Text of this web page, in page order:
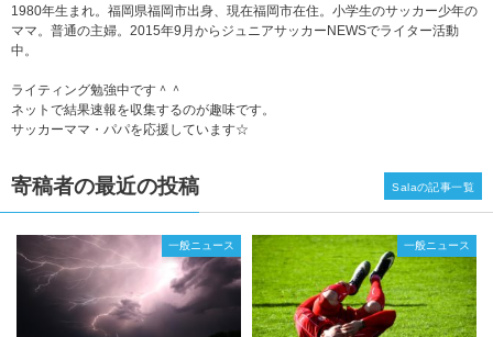
1980年生まれ。福岡県福岡市出身、現在福岡市在住。小学生のサッカー少年の
ママ。普通の主婦。2015年9月からジュニアサッカーNEWSでライター活動
中。
ライティング勉強中です＾＾
ネットで結果速報を収集するのが趣味です。
サッカーママ・パパを応援しています☆
寄稿者の最近の投稿
一般ニュース 一般ニュース
Salaの記事一覧